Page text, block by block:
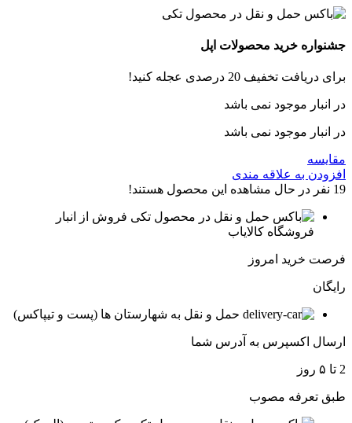
جشنواره خرید محصولات اپل
برای دریافت تخفیف 20 درصدی عجله کنید!
در انبار موجود نمی باشد
در انبار موجود نمی باشد
مقایسه
افزودن به علاقه مندی
19 نفر در حال مشاهده این محصول هستند!
فروش از انبار
فروشگاه کالایاب
فرصت خرید امروز
رایگان
حمل و نقل به شهارستان ها (پست و تیپاکس)
ارسال اکسپرس به آدرس شما
2 تا ۵ روز
طبق تعرفه مصوب